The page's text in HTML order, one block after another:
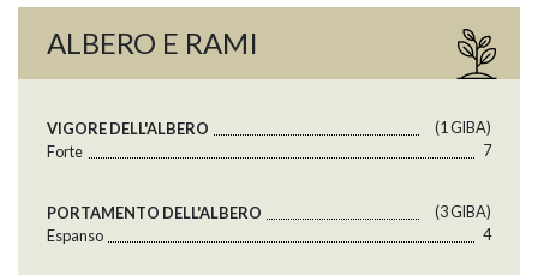
ALBERO E RAMI
VIGORE DELL'ALBERO
(1 GlBA)
Forte
7
PORTAMENTO DELL'ALBERO
(3 GlBA)
Espanso
4